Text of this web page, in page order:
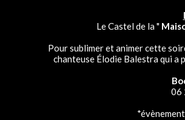
Le Castel de la "
Pour sublimer et animer cette
chanteuse Élodie Balestra qui a
06